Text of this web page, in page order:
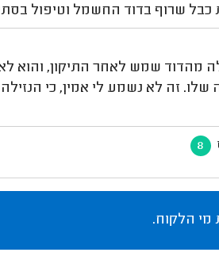
כבל שרוף בדוד החשמל וטיפול
מהדוד שמש לאחר התיקון, והוא
זה לא נשמע לי אמין, כי
8
מי הלקוח.